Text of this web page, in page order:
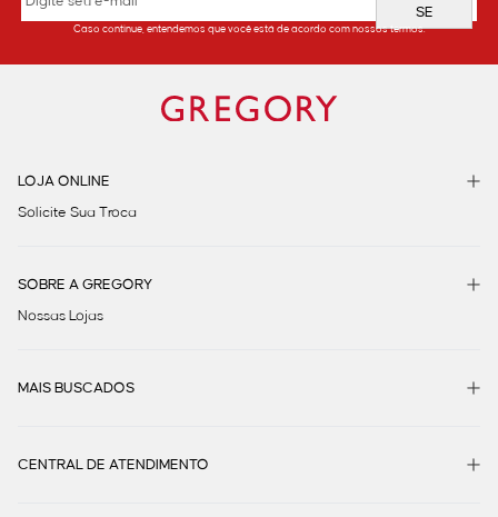
SE
Caso continue, entendemos que você está de acordo com nossos termos.
LOJA ONLINE
Solicite Sua Troca
SOBRE A GREGORY
Nossas Lojas
MAIS BUSCADOS
CENTRAL DE ATENDIMENTO